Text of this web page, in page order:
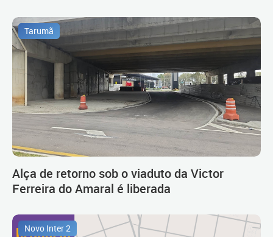
Tarumã
Alça de retorno sob o viaduto da Victor
Ferreira do Amaral é liberada
Novo Inter 2